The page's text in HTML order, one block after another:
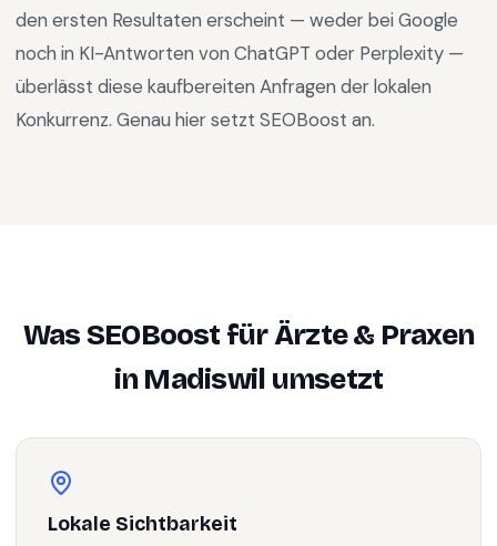
den ersten Resultaten erscheint — weder bei Google
noch in KI-Antworten von ChatGPT oder Perplexity —
überlässt diese kaufbereiten Anfragen der lokalen
Konkurrenz. Genau hier setzt SEOBoost an.
Was SEOBoost fürÄrzte & Praxen
inMadiswil umsetzt
Lokale Sichtbarkeit